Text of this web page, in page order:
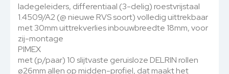
ladegeleiders, differentiaal (3-delig) roestvrijstaal
1.4509/A2 (@ nieuwe RVS soort) volledig uittrekbaar
met 30mm uittrekverlies inbouwbreedte 18mm, voor
zij-montage
PIMEX
met (p/paar) 10 slijtvaste geruisloze DELRIN rollen
ø26mm allen op midden-profiel, dat maakt het